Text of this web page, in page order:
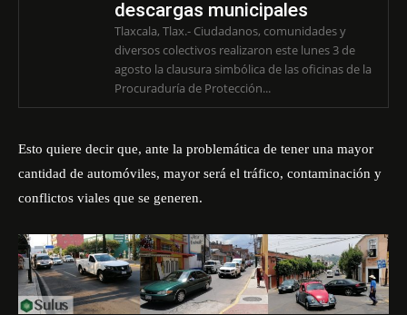
descargas municipales
Tlaxcala, Tlax.- Ciudadanos, comunidades y
diversos colectivos realizaron este lunes 3 de
agosto la clausura simbólica de las oficinas de la
Procuraduría de Protección...
Esto quiere decir que, ante la problemática de tener una mayor
cantidad de automóviles, mayor será el tráfico, contaminación y
conflictos viales que se generen.